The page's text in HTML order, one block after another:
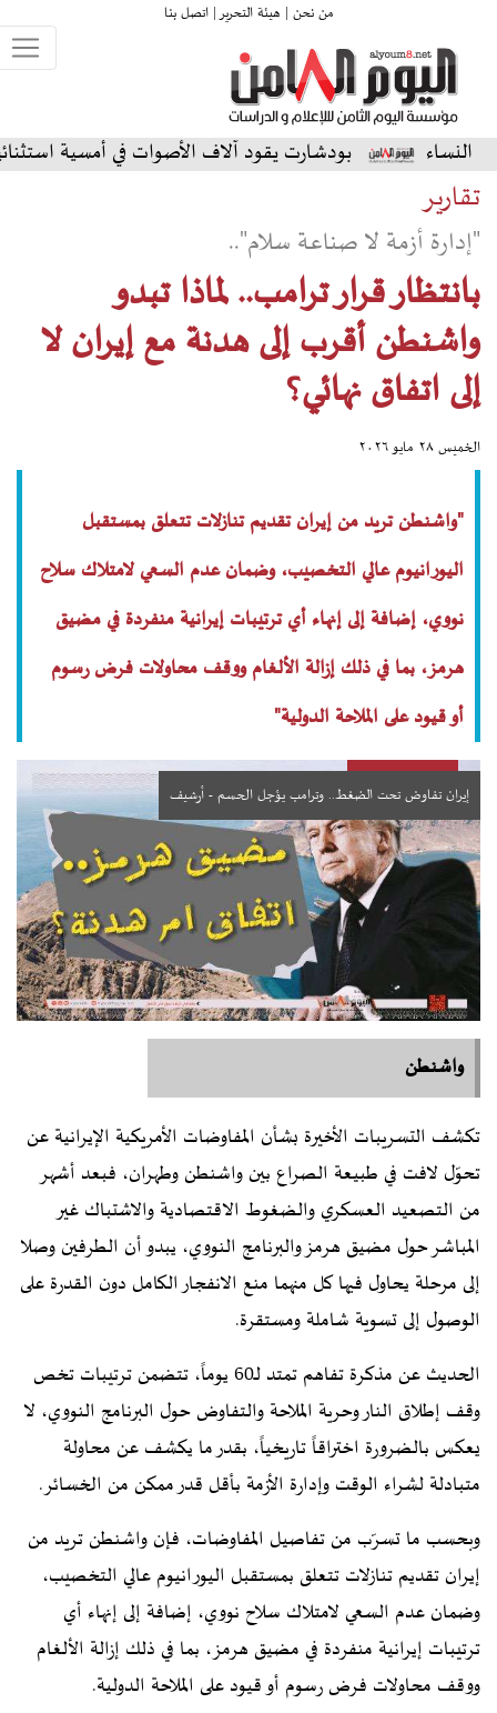
من نحن | هيئة التحرير |اتصل بنا
بودشارت يقود آلاف الأصوات في أمسية استثنائية على
تقارير
"إدارة أزمة لا صناعة سلام"..
بانتظار قرار ترامب.. لماذا تبدو
واشنطن أقرب إلى هدنة مع إيران لا
إلى اتفاق نهائي؟
الخميس ٢٨ مايو ٢٠٢٦
"واشنطن تريد من إيران تقديم تنازلات تتعلق بمستقبل
اليورانيوم عالي التخصيب، وضمان عدم السعي لامتلاك سلاح
نووي، إضافة إلى إنهاء أي ترتيبات إيرانية منفردة في مضيق
هرمز، بما في ذلك إزالة الألغام ووقف محاولات فرض رسوم
أو قيود على الملاحة الدولية"
إيران تفاوض تحت الضغط.. وترامب يؤجل الحسم - أرشيف
واشنطن
تكشف التسريبات الأخيرة بشأن المفاوضات الأمريكية الإيرانية عن
تحوّل لافت في طبيعة الصراع بين واشنطن وطهران، فبعد أشهر
من التصعيد العسكري والضغوط الاقتصادية والاشتباك غير
المباشر حول مضيق هرمز والبرنامج النووي، يبدو أن الطرفين وصلا
إلى مرحلة يحاول فيها كل منهما منع الانفجار الكامل دون القدرة على
الوصول إلى تسوية شاملة ومستقرة.
الحديث عن مذكرة تفاهم تمتد لـ60 يوماً، تتضمن ترتيبات تخص
وقف إطلاق النار وحرية الملاحة والتفاوض حول البرنامج النووي، لا
يعكس بالضرورة اختراقاً تاريخياً، بقدر ما يكشف عن محاولة
متبادلة لشراء الوقت وإدارة الأزمة بأقل قدر ممكن من الخسائر.
وبحسب ما تسرّب من تفاصيل المفاوضات، فإن واشنطن تريد من
إيران تقديم تنازلات تتعلق بمستقبل اليورانيوم عالي التخصيب،
وضمان عدم السعي لامتلاك سلاح نووي، إضافة إلى إنهاء أي
ترتيبات إيرانية منفردة في مضيق هرمز، بما في ذلك إزالة الألغام
ووقف محاولات فرض رسوم أو قيود على الملاحة الدولية.